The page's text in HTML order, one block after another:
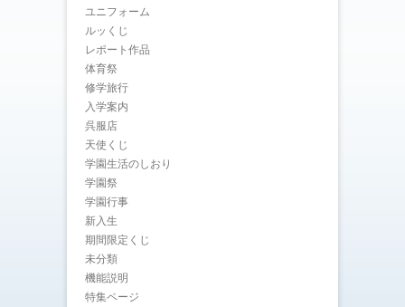
ユニフォーム
ルッくじ
レポート作品
体育祭
修学旅行
入学案内
呉服店
天使くじ
学園生活のしおり
学園祭
学園行事
新入生
期間限定くじ
未分類
機能説明
特集ページ